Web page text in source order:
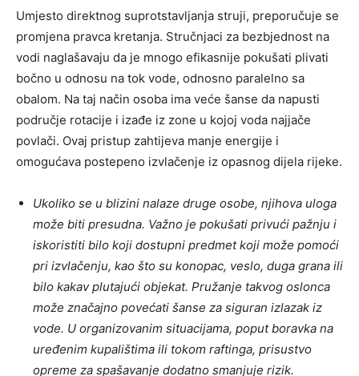
Umjesto direktnog suprotstavljanja struji, preporučuje se
promjena pravca kretanja. Stručnjaci za bezbjednost na
vodi naglašavaju da je mnogo efikasnije pokušati plivati
bočno u odnosu na tok vode, odnosno paralelno sa
obalom. Na taj način osoba ima veće šanse da napusti
područje rotacije i izađe iz zone u kojoj voda najjače
povlači. Ovaj pristup zahtijeva manje energije i
omogućava postepeno izvlačenje iz opasnog dijela rijeke.
Ukoliko se u blizini nalaze druge osobe, njihova uloga
može biti presudna. Važno je pokušati privući pažnju i
iskoristiti bilo koji dostupni predmet koji može pomoći
pri izvlačenju, kao što su konopac, veslo, duga grana ili
bilo kakav plutajući objekat. Pružanje takvog oslonca
može značajno povećati šanse za siguran izlazak iz
vode. U organizovanim situacijama, poput boravka na
uređenim kupalištima ili tokom raftinga, prisustvo
opreme za spašavanje dodatno smanjuje rizik.